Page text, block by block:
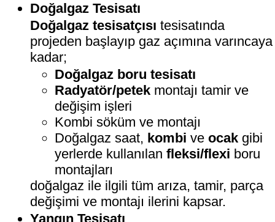
Doğalgaz Tesisatı
Doğalgaz tesisatçısı tesisatında
projeden başlayıp gaz açımına varıncaya
kadar;
Doğalgaz boru tesisatı
Radyatör/petek montajı tamir ve
değişim işleri
Kombi söküm ve montajı
Doğalgaz saat, kombi veocak gibi
yerlerde kullanılanfleksi/flexi boru
montajları
doğalgaz ile ilgili tüm arıza, tamir, parça
değişimi ve montajı ilerini kapsar.
Yangın Tesisatı